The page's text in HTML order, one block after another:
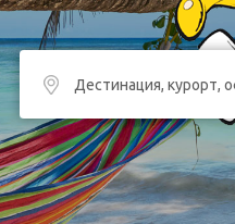
ГЪРЦИЯ
ТУРЦИЯ
Круизи
LAST MINUTE оферти